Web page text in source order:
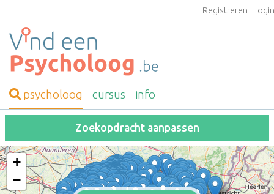
Registreren
psycholoog cursus info
Zoekopdracht aanpassen
+
−